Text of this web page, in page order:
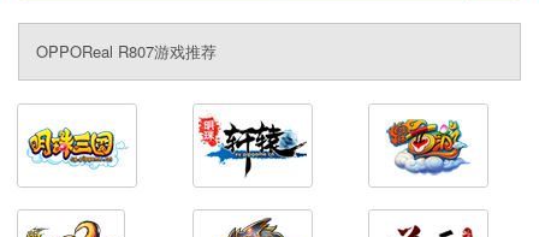
OPPOReal R807游戏推荐